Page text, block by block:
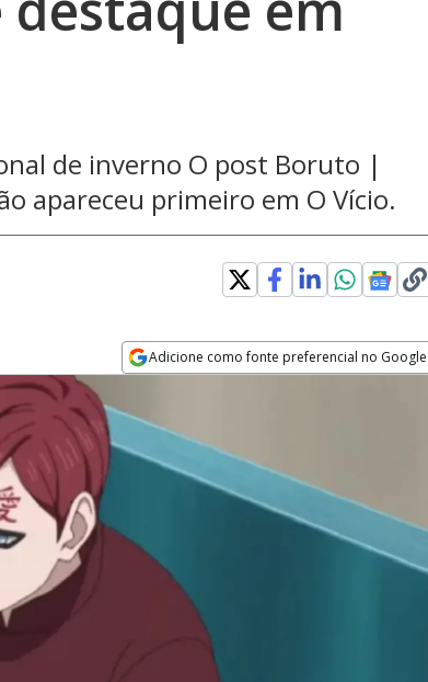
de inverno O post Boruto |
apareceu primeiro em O Vício.
Adicione como fonte preferencial no Google